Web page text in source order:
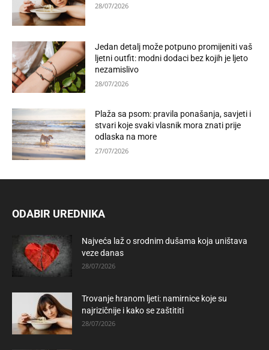
28/07/2026
Jedan detalj može potpuno promijeniti vaš
ljetni outfit: modni dodaci bez kojih je ljeto
nezamislivo
28/07/2026
Plaža sa psom: pravila ponašanja, savjeti i
stvari koje svaki vlasnik mora znati prije
odlaska na more
27/07/2026
ODABIR UREDNIKA
Najveća laž o srodnim dušama koja uništava
veze danas
28/07/2026
Trovanje hranom ljeti: namirnice koje su
najrizičnije i kako se zaštititi
28/07/2026